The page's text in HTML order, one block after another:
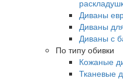
Диваны
Диваны
Диваны с
По типу обивки
Кожаные
Тканевые